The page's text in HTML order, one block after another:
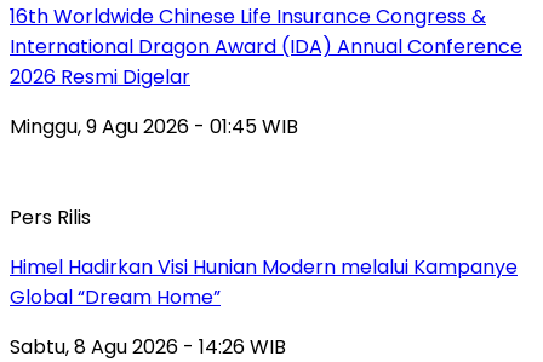
16th Worldwide Chinese Life Insurance Congress &
International Dragon Award (IDA) Annual Conference
2026 Resmi Digelar
Minggu, 9 Agu 2026 - 01:45 WIB
Pers Rilis
Himel Hadirkan Visi Hunian Modern melalui Kampanye
Global “Dream Home”
Sabtu, 8 Agu 2026 - 14:26 WIB